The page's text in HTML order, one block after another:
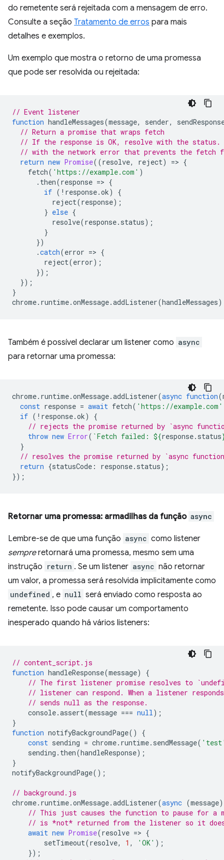
do remetente será rejeitada com a mensagem de erro.
Consulte a seção Tratamento de erros para mais
detalhes e exemplos.
Um exemplo que mostra o retorno de uma promessa
que pode ser resolvida ou rejeitada:
// Event listener
function handleMessages(message, sender,
// Return a promise that wraps fetch
// If the response is OK, resolve with the
// with the network error that prevents the fetch
return new Promise((resolve, reject) => {
fetch( 'https://example.com' )
. then(response => {
if ( ! response.ok)
{
reject(response);
} else {
resolve(response. status);
}
})
.catch(error => {
reject(error);
});
});
}
chrome. runtime.onMessage.addListener(handleMessages
Também é possível declarar um listener como async
para retornar uma promessa:
chrome. runtime.onMessage.addListener(async function(
const response = await fetch( 'https://example.com'
if ( ! response.ok)
{
// rejects the promise returned by `async
throw new Error( `Fetch failed: ${response. status
}
// resolves the promise returned by `async
return {statusCode : response. status};
});
Retornar uma promessa: armadilhas da função async
Lembre-se de que uma função async como listener
sempreretornará uma promessa, mesmo sem uma
instrução return . Se um listener async não retornar
um valor, a promessa será resolvida implicitamente como
undefined , e null será enviado como resposta ao
remetente. Isso pode causar um comportamento
inesperado quando há vários listeners:
// content_script.js
function handleResponse(message)
{
// The first listener promise resolves to
// listener can respond. When a listener
// sends null as the response.
console.assert(message === null);
}
function notifyBackgroundPage()
{
const sending = chrome. runtime. sendMessage(
sending . then(handleResponse);
}
notifyBackgroundPage();
// background.js
chrome. runtime.onMessage.addListener(async (message)
// This just causes the function to pause for a
// is *not* returned from the listener so it
await new Promise(resolve => {
setTimeout(resolve, 1 , 'OK' );
});